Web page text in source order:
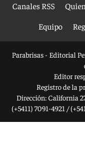
Canales RSS
Equipo
Parabrisas - Editorial
Editor
Registro de la
Dirección:California
(+5411) 7091-4921 /